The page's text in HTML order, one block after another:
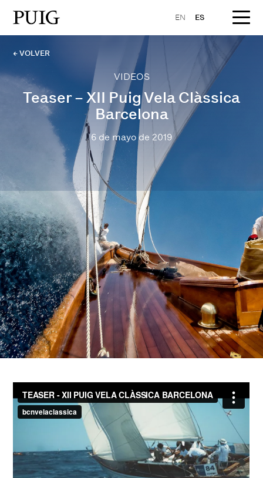
EN ES
← VOLVER
VIDEOS
Teaser – XII Puig Vela Clàssica
Barcelona
6 de mayo de 2019